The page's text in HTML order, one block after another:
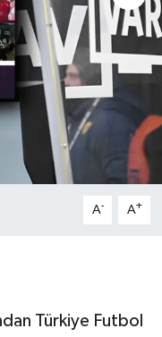
A- A+
Türkiye Futbol